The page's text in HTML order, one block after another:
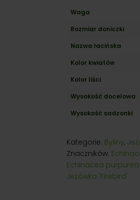
Waga
Rozmiar doniczki
Nazwa łacińska
Kolor kwiatów
Kolor liści
Wysokość docelowa
Wysokość sadzonki
Kategorie: Byliny,
Znaczników:
Echinacea purpurea
Jeżówka 'Firebird'